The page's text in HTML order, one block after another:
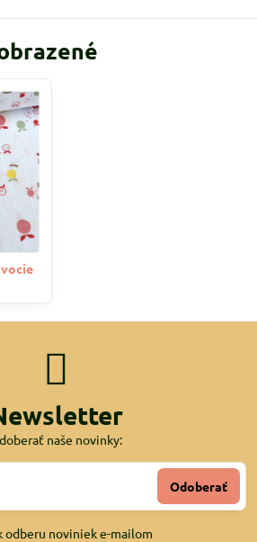
naše novinky:
Odoberať
odberu noviniek e-mailom